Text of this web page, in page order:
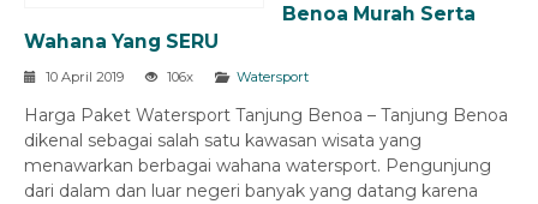
Benoa Murah Serta
Wahana Yang SERU
10 April 2019 106x Watersport
Harga Paket Watersport Tanjung Benoa – Tanjung Benoa
dikenal sebagai salah satu kawasan wisata yang
menawarkan berbagai wahana watersport. Pengunjung
dari dalam dan luar negeri banyak yang datang karena